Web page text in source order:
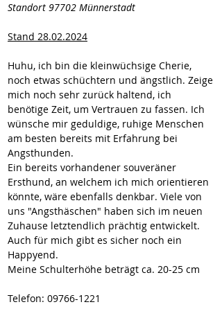
Standort 97702 Münnerstadt
Stand 28.02.2024
Huhu, ich bin die kleinwüchsige Cherie,
noch etwas schüchtern und ängstlich. Zeige
mich noch sehr zurück haltend, ich
benötige Zeit, um Vertrauen zu fassen. Ich
wünsche mir geduldige, ruhige Menschen
am besten bereits mit Erfahrung bei
Angsthunden.
Ein bereits vorhandener souveräner
Ersthund, an welchem ich mich orientieren
könnte, wäre ebenfalls denkbar. Viele von
uns "Angsthäschen" haben sich im neuen
Zuhause letztendlich prächtig entwickelt.
Auch für mich gibt es sicher noch ein
Happyend.
Meine Schulterhöhe beträgt ca. 20-25 cm
Telefon: 09766-1221